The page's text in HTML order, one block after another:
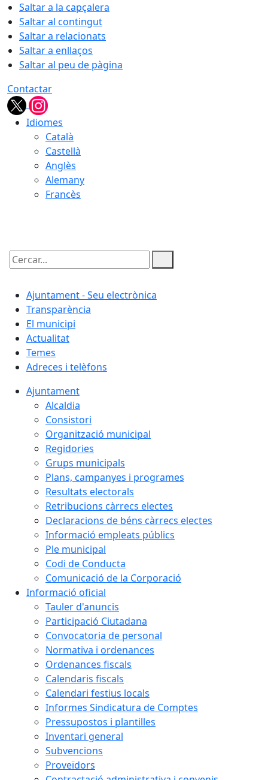
Saltar a la capçalera
Saltar al contingut
Saltar a relacionats
Saltar a enllaços
Saltar al peu de pàgina
Contactar
Idiomes
Català
Castellà
Anglès
Alemany
Francès
Cercar:
Ajuntament - Seu electrònica
Transparència
El municipi
Actualitat
Temes
Adreces i telèfons
Ajuntament
Alcaldia
Consistori
Organització municipal
Regidories
Grups municipals
Plans, campanyes i programes
Resultats electorals
Retribucions càrrecs electes
Declaracions de béns càrrecs electes
Informació empleats públics
Ple municipal
Codi de Conducta
Comunicació de la Corporació
Informació oficial
Tauler d'anuncis
Participació Ciutadana
Convocatoria de personal
Normativa i ordenances
Ordenances fiscals
Calendaris fiscals
Calendari festius locals
Informes Sindicatura de Comptes
Pressupostos i plantilles
Inventari general
Subvencions
Proveïdors